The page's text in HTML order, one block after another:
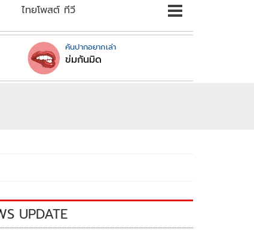
ไทยโพสต์ ทีวี
คันปากอยากเล่า
ข่มกันมิด
UPDATE